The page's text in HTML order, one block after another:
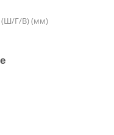
(Ш/Г/В) (мм)